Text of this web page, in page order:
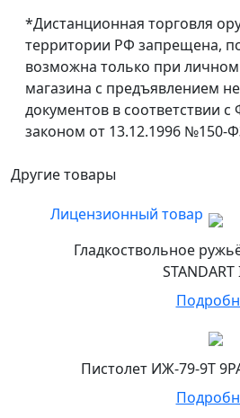
*Дистанционная торговля
территории РФ запрещена,
возможна только при
магазина с предъявлением
документов в соответствии
законом от 13.12.1996 №150-
Другие товары
Лицензионный товар
Гладкоствольное
STANDART
Пистолет ИЖ-79-9Т